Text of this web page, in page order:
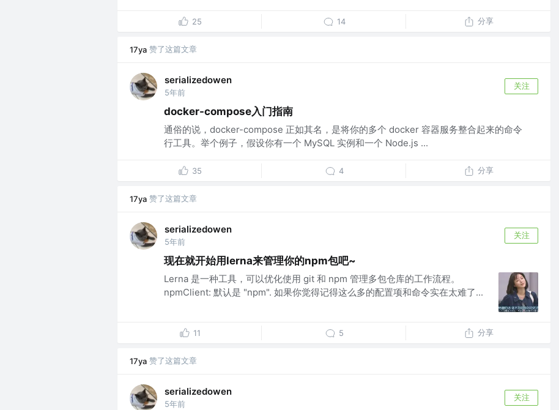
25 14 分享
17ya 赞了这篇文章
serializedowen
5年前
关注
docker-compose入门指南
通俗的说，docker-compose 正如其名，是将你的多个 docker 容器服务整合起来的命令
行工具。举个例子，假设你有一个 MySQL 实例和一个 Node.js ...
35 4 分享
17ya 赞了这篇文章
serializedowen
5年前
关注
现在就开始用lerna来管理你的npm包吧~
Lerna 是一种工具，可以优化使用 git 和 npm 管理多包仓库的工作流程。
npmClient: 默认是 "npm". 如果你觉得记得这么多的配置项和命令实在太难了...
11 5 分享
17ya 赞了这篇文章
serializedowen
5年前
关注